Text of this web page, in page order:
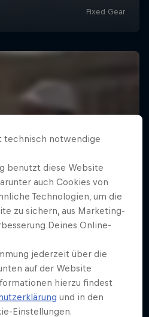
technisch notwendige
benutzt diese Website
auch Cookies von
Technologien, um die
zu sichern, aus Marketing-
Deines Online-
jederzeit über die
auf der Website
hierzu findest
und in den
Einstellungen.